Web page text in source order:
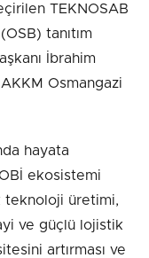
TEKNOSAB
tanıtım
İbrahim
Osmangazi
hayata
ekosistemi
teknoloji üretimi,
ve güçlü lojistik
artırması ve